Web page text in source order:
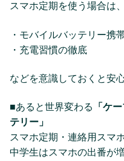
スマホ定期を使う場合は、
・モバイルバッテリー携
・充電習慣の徹底
などを意識しておくと安心
■あると世界変わる 「ケ
テリー 」
スマホ定期・連絡用スマ
中学生はスマホの出番が